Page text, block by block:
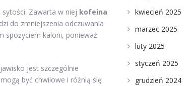
Zawarta w niej kofeina
do zmniejszenia odczuwania
spożyciem kalorii, ponieważ
jest szczególnie
być chwilowe i różnią się
kwiecień 2025
marzec 2025
luty 2025
styczeń 2025
grudzień 2024